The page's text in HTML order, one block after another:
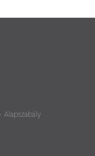
Alapszabály